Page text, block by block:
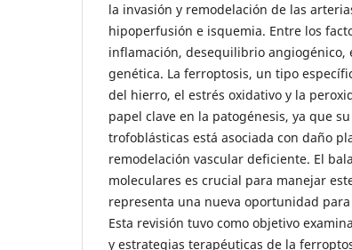
la invasión y remodelación de las
hipoperfusión e isquemia. Entre los
inflamación, desequilibrio angiogénico,
genética. La ferroptosis, un tipo
del hierro, el estrés oxidativo y la
papel clave en la patogénesis, ya que
trofoblásticas está asociada con daño
remodelación vascular deficiente. El
moleculares es crucial para manejar
representa una nueva oportunidad
Esta revisión tuvo como objetivo
y estrategias terapéuticas de la